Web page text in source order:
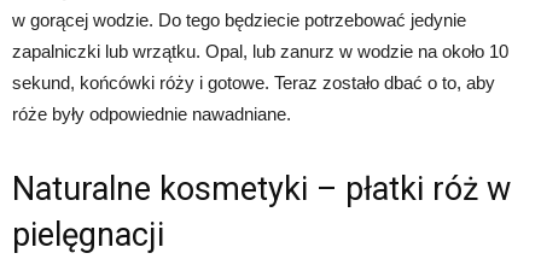
w gorącej wodzie. Do tego będziecie potrzebować jedynie
zapalniczki lub wrzątku. Opal, lub zanurz w wodzie na około 10
sekund, końcówki róży i gotowe. Teraz zostało dbać o to, aby
róże były odpowiednie nawadniane.
Naturalne kosmetyki – płatki róż w
pielęgnacji